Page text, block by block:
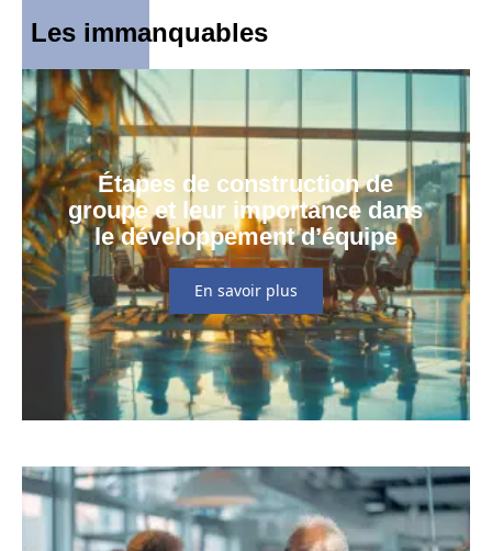
Les immanquables
Étapes de construction de
groupe et leur importance dans
le développement d’équipe
En savoir plus